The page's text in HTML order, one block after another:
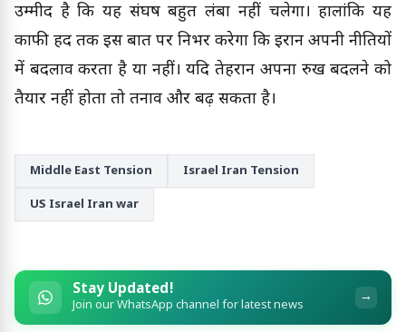
उम्मीद है कि यह संघर्ष बहुत लंबा नहीं चलेगा। हालांकि यह
काफी हद तक इस बात पर निर्भर करेगा कि ईरान अपनी नीतियों
में बदलाव करता है या नहीं। यदि तेहरान अपना रुख बदलने को
तैयार नहीं होता तो तनाव और बढ़ सकता है।
Middle East Tension Israel Iran Tension
US Israel Iran war
Stay Updated!
Join our WhatsApp channel for latest news →